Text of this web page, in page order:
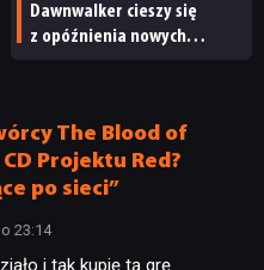
Dawnwalker cieszy się
z opóźnienia nowych
The Blood of
Projektu Red?
po sieci”
23:14
i tak kupię tą grę.